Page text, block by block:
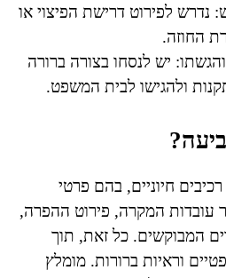
לפירוט דרישת הפיצוי או
החוזה.
יש לנסחו בצורה ברורה
ולהגישו לבית המשפט.
חיוניים, בהם פרטי
עובדות המקרה, פירוט ההפרה,
המבוקשים. כל זאת, תוך
וראיות ברורות. מומלץ